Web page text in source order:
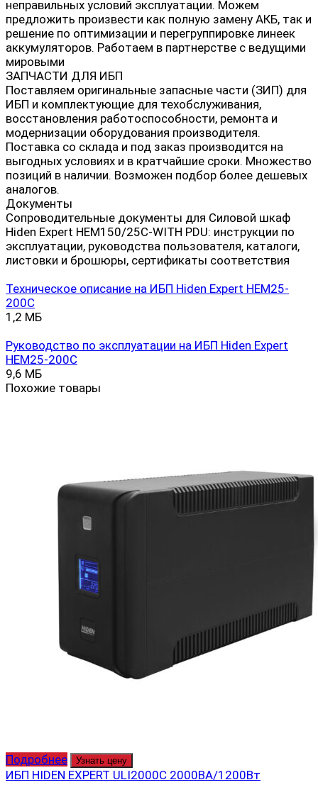
неправильных условий эксплуатации. Можем
предложить произвести как полную замену АКБ, так и
решение по оптимизации и перегруппировке линеек
аккумуляторов. Работаем в партнерстве с ведущими
мировыми
ЗАПЧАСТИ ДЛЯ ИБП
Поставляем оригинальные запасные части (ЗИП) для
ИБП и комплектующие для техобслуживания,
восстановления работоспособности, ремонта и
модернизации оборудования производителя.
Поставка со склада и под заказ производится на
выгодных условиях и в кратчайшие сроки. Множество
позиций в наличии. Возможен подбор более дешевых
аналогов.
Документы
Сопроводительные документы для Силовой шкаф
Hiden Expert HEM150/25C-WITH PDU: инструкции по
эксплуатации, руководства пользователя, каталоги,
листовки и брошюры, сертификаты соответствия
Техническое описание на ИБП Hiden Expert HEM25-
200C
1,2 МБ
Руководство по эксплуатации на ИБП Hiden Expert
HEM25-200C
9,6 МБ
Похожие товары
Подробнее Узнать цену
ИБП HIDEN EXPERT ULI2000C 2000ВА/1200Вт